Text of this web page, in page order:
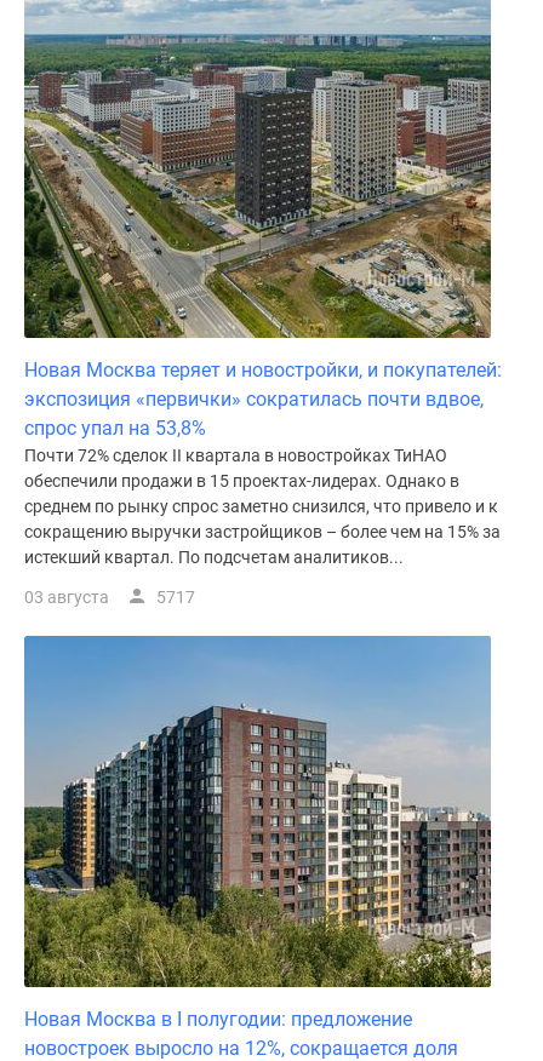
Новая Москва теряет и новостройки, и покупателей:
экспозиция «первички» сократилась почти вдвое,
спрос упал на 53,8%
Почти 72% сделок II квартала в новостройках ТиНАО
обеспечили продажи в 15 проектах-лидерах. Однако в
среднем по рынку спрос заметно снизился, что привело и к
сокращению выручки застройщиков – более чем на 15% за
истекший квартал. По подсчетам аналитиков...
03 августа 5717
Новая Москва в I полугодии: предложение
новостроек выросло на 12%, сокращается доля